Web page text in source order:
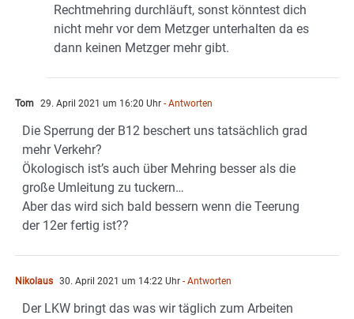
Rechtmehring durchläuft, sonst könntest dich
nicht mehr vor dem Metzger unterhalten da es
dann keinen Metzger mehr gibt.
Tom 29. April 2021 um 16:20 Uhr - Antworten
Die Sperrung der B12 beschert uns tatsächlich grad
mehr Verkehr?
Ökologisch ist’s auch über Mehring besser als die
große Umleitung zu tuckern…
Aber das wird sich bald bessern wenn die Teerung
der 12er fertig ist??
Nikolaus 30. April 2021 um 14:22 Uhr - Antworten
Der LKW bringt das was wir täglich zum Arbeiten